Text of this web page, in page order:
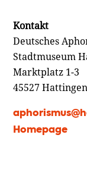
Kontakt
Deutsches
Stadtmuseum
Marktplatz 1-3
45527 Hattingen
Homepage